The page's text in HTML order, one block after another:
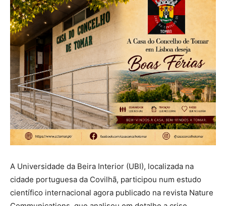
A Universidade da Beira Interior (UBI), localizada na
cidade portuguesa da Covilhã, participou num estudo
científico internacional agora publicado na revista Nature